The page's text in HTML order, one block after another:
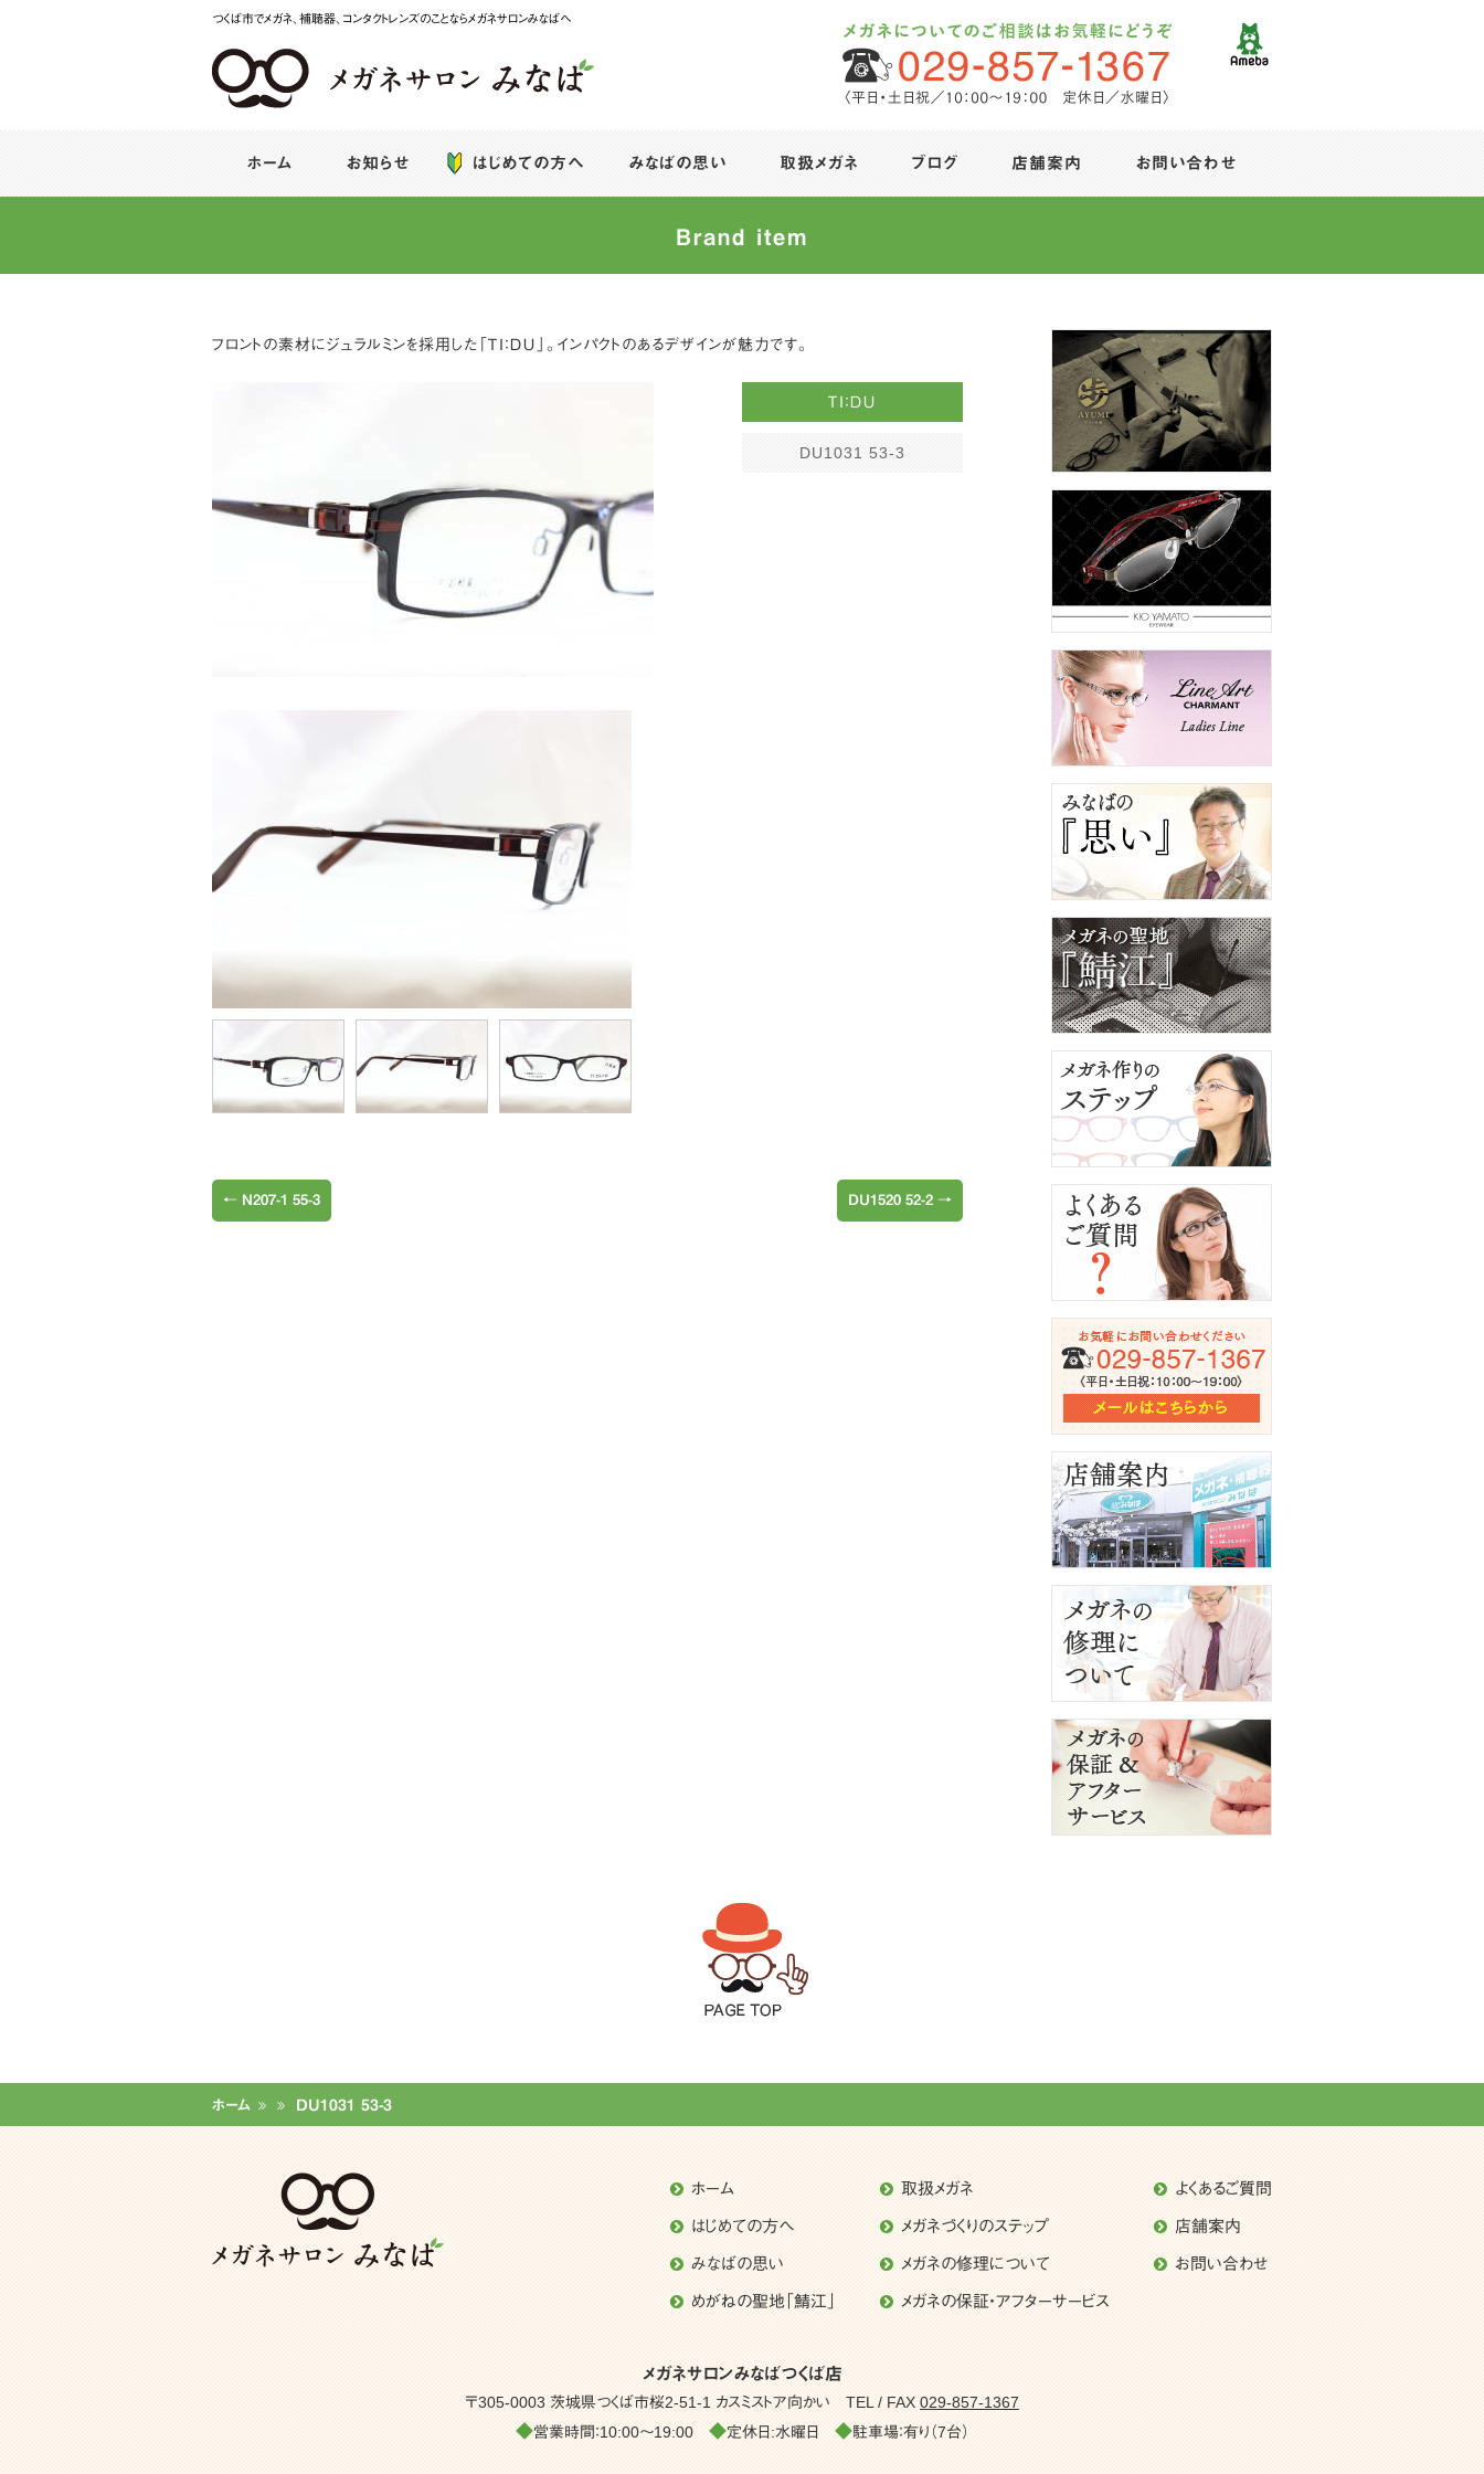
つくば市でメガネ、補聴器、コンタクトレンズのことならメガネサロンみなばへ
ホーム お知らせ はじめての方へ みなばの思い 取扱メガネ ブログ 店舗案内 お問い合わせ
Brand item
フロントの素材にジュラルミンを採用した「ＴＩ：ＤＵ」。インパクトのあるデザインが魅力です。
ＴＩ：ＤＵ
DU1031 53-3
← N207-1 55-3 DU1520 52-2 →
ホーム DU1031 53-3
ホーム
はじめての方へ
みなばの思い
めがねの聖地「鯖江」
取扱メガネ
メガネづくりのステップ
メガネの修理について
メガネの保証・アフターサービス
よくあるご質問
店舗案内
お問い合わせ
メガネサロンみなばつくば店
〒305-0003 茨城県つくば市桜2-51-1 カスミストア向かい TEL / FAX 029-857-1367
◆営業時間：10:00～19:00 ◆定休日:水曜日 ◆駐車場：有り（7台）